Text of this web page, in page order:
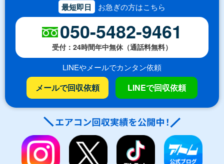
最短即日 お急ぎの方はこちら
050-5482-9461
受付：24時間年中無休（通話料無料）
LINEやメールでカンタン依頼
メールで回収依頼 LINEで回収依頼